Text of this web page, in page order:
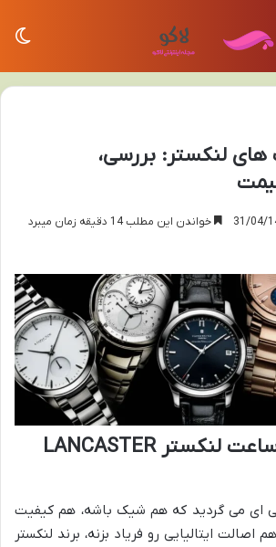
لنکستر: بررسی،
خواندن این مطلب 14 دقیقه زمان میبرد
برسی بهترین ساعت لنکستر LANCASTER
ای می گردید که هم شیک باشه، هم کیفیت
ایتالیایی رو فریاد بزنه، برند لنکستر